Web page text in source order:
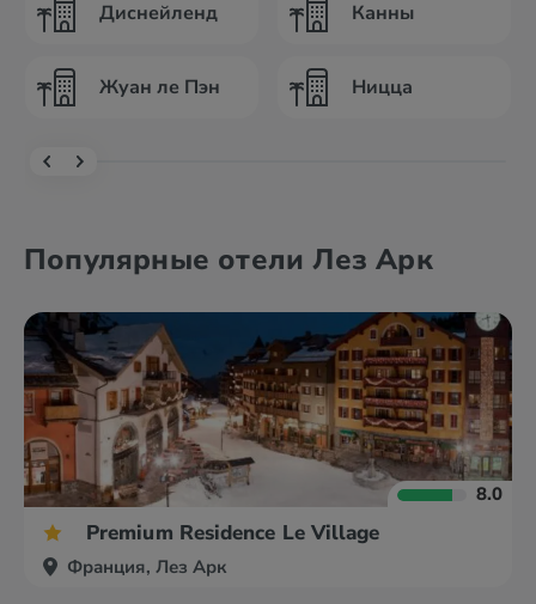
Диснейленд
Жуан ле Пэн
Канны
Ницца
Популярные отели Лез Арк
8.0
Premium Residence Le Village
Франция, Лез Арк